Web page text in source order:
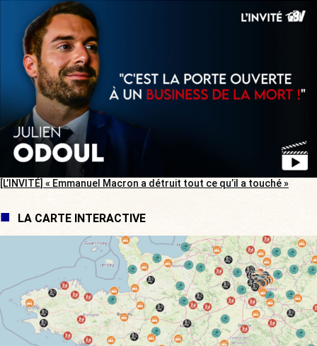
[L’INVITÉ] « Emmanuel Macron a détruit tout ce qu’il a touché »
LA CARTE INTERACTIVE